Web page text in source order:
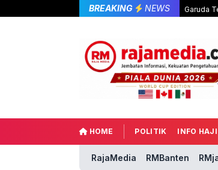
BREAKING NEWS Garuda
HOME POLITIK INFO HAJI
RajaMedia RMBanten